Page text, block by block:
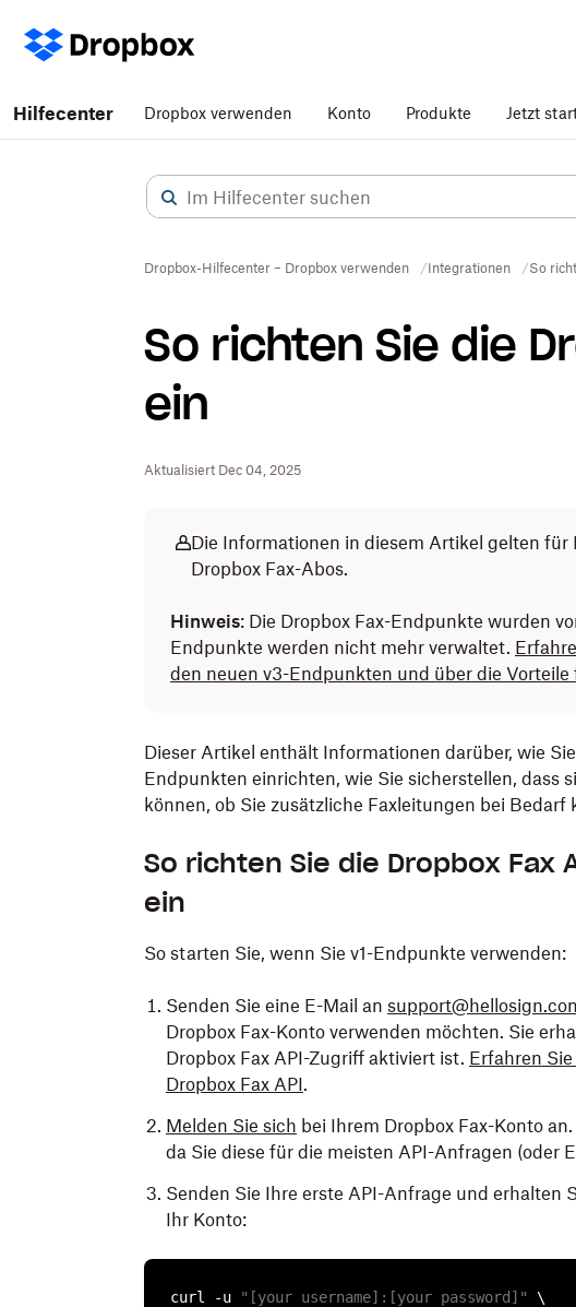
Hilfecenter Dropbox verwenden Konto Produkte Jetzt
Dropbox-Hilfecenter – Dropbox verwenden Integrationen So
So richten Sie die
ein
Aktualisiert Dec 04, 2025
Die Informationen in diesem Artikel gelten
Dropbox Fax-Abos.
Hinweis: Die Dropbox Fax-Endpunkte wurden
Endpunkte werden nicht mehr verwaltet.
den neuen v3-Endpunkten und über die
Dieser Artikel enthält Informationen darüber, wie
Endpunkten einrichten, wie Sie sicherstellen, dass
können, ob Sie zusätzliche Faxleitungen bei Bedarf
So richten Sie die Dropbox Fax
ein
So starten Sie, wenn Sie v1-Endpunkte verwenden:
Senden Sie eine E-Mail an
Dropbox Fax-Konto verwenden möchten. Sie
Dropbox Fax API-Zugriff aktiviert ist. Erfahren
Dropbox Fax API.
Melden Sie sich bei Ihrem Dropbox Fax-Konto
da Sie diese für die meisten API-Anfragen (oder
Senden Sie Ihre erste API-Anfrage und
Ihr Konto:
curl -u "[your username]:[your password]"
\